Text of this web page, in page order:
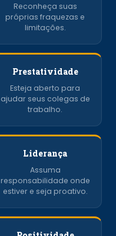
Reconheça suas
próprias fraquezas e
limitações.
Prestatividade
Esteja aberto para
ajudar seus colegas de
trabalho.
Liderança
Assuma
responsabilidade onde
estiver e seja proativo.